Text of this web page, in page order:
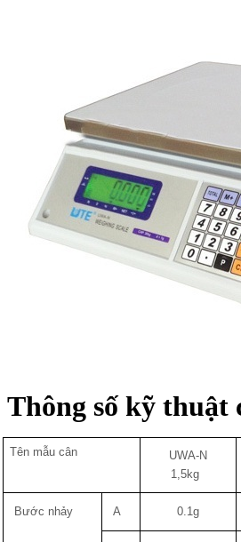
Thông số kỹ thuật
Tên mẫu cân
UWA-N
1,5kg
Bước nhảy A 0.1g